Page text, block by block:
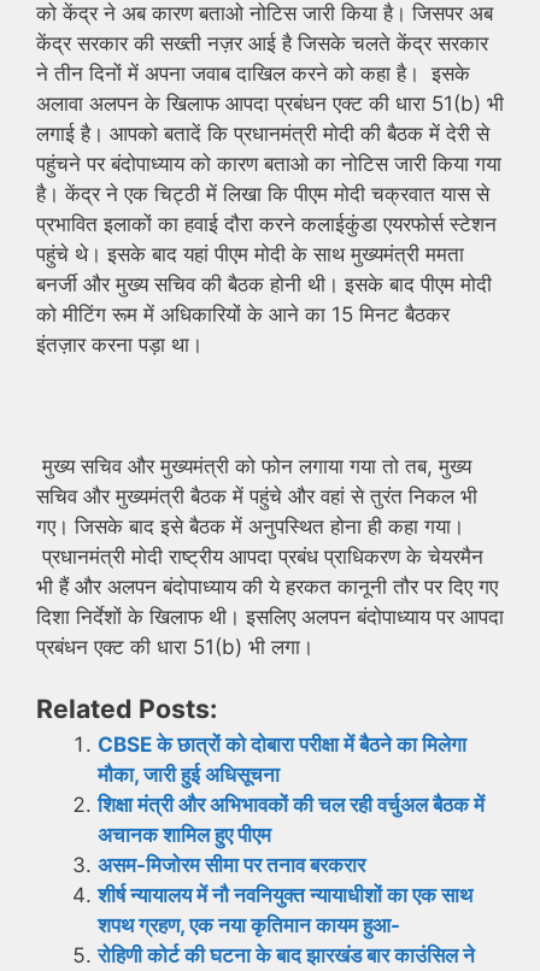
को केंद्र ने अब कारण बताओ नोटिस जारी किया है। जिसपर अब
केंद्र सरकार की सख्ती नज़र आई है जिसके चलते केंद्र सरकार
ने तीन दिनों में अपना जवाब दाखिल करने को कहा है। इसके
अलावा अलपन के खिलाफ आपदा प्रबंधन एक्ट की धारा 51(b) भी
लगाई है। आपको बतादें कि प्रधानमंत्री मोदी की बैठक में देरी से
पहुंचने पर बंदोपाध्याय को कारण बताओ का नोटिस जारी किया गया
है। केंद्र ने एक चिट्ठी में लिखा कि पीएम मोदी चक्रवात यास से
प्रभावित इलाकों का हवाई दौरा करने कलाईकुंडा एयरफोर्स स्टेशन
पहुंचे थे। इसके बाद यहां पीएम मोदी के साथ मुख्यमंत्री ममता
बनर्जी और मुख्य सचिव की बैठक होनी थी। इसके बाद पीएम मोदी
को मीटिंग रूम में अधिकारियों के आने का 15 मिनट बैठकर
इंतज़ार करना पड़ा था।
मुख्य सचिव और मुख्यमंत्री को फोन लगाया गया तो तब, मुख्य
सचिव और मुख्यमंत्री बैठक में पहुंचे और वहां से तुरंत निकल भी
गए। जिसके बाद इसे बैठक में अनुपस्थित होना ही कहा गया।
प्रधानमंत्री मोदी राष्ट्रीय आपदा प्रबंध प्राधिकरण के चेयरमैन
भी हैं और अलपन बंदोपाध्याय की ये हरकत कानूनी तौर पर दिए गए
दिशा निर्देशों के खिलाफ थी। इसलिए अलपन बंदोपाध्याय पर आपदा
प्रबंधन एक्ट की धारा 51(b) भी लगा।
Related Posts:
CBSE के छात्रों को दोबारा परीक्षा में बैठने का मिलेगा
मौका, जारी हुई अधिसूचना
शिक्षा मंत्री और अभिभावकों की चल रही वर्चुअल बैठक में
अचानक शामिल हुए पीएम
असम-मिजोरम सीमा पर तनाव बरकरार
शीर्ष न्यायालय में नौ नवनियुक्त न्यायाधीशों का एक साथ
शपथ ग्रहण, एक नया कृतिमान कायम हुआ-
रोहिणी कोर्ट की घटना के बाद झारखंड बार काउंसिल ने